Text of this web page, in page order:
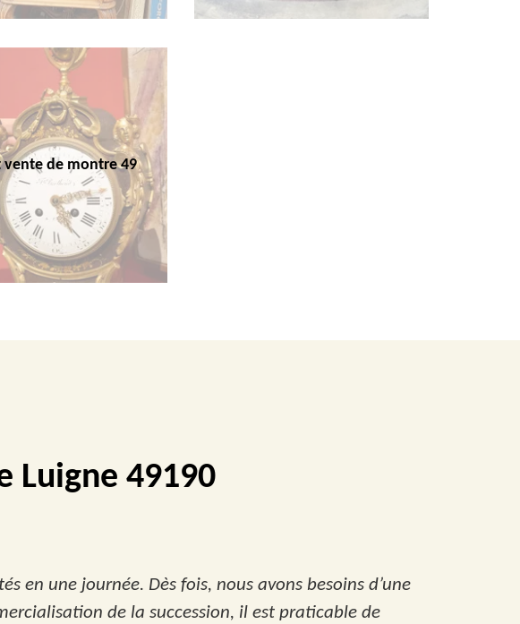
vente de montre 49
Luigne 49190
en une journée. Dès fois, nous avons besoins d’une
de la succession, il est praticable de